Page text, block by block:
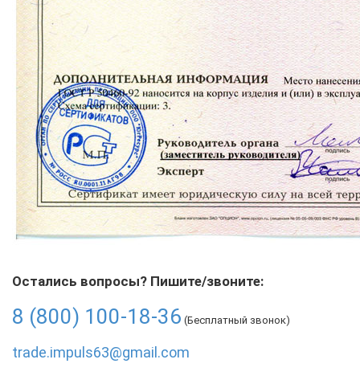
Остались вопросы? Пишите/звоните:
8 (800) 100-18-36 (Бесплатный звонок)
trade.impuls63@gmail.com